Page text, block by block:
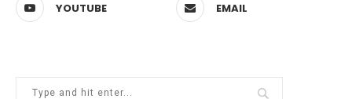
YOUTUBE EMAIL